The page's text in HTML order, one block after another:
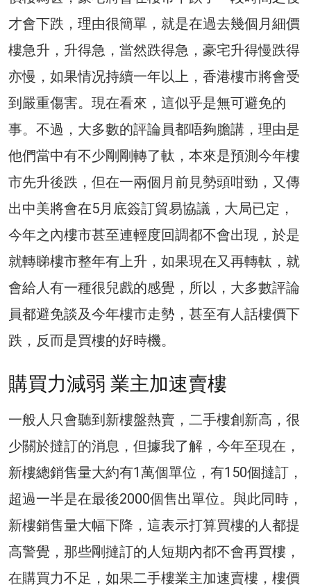
才會下跌，理由很簡單，就是在過去幾個月細價
樓急升，升得急，當然跌得急，豪宅升得慢跌得
亦慢，如果情况持續一年以上，香港樓市將會受
到嚴重傷害。現在看來，這似乎是無可避免的
事。不過，大多數的評論員都唔夠膽講，理由是
他們當中有不少剛剛轉了軚，本來是預測今年樓
市先升後跌，但在一兩個月前見勢頭咁勁，又傳
出中美將會在5月底簽訂貿易協議，大局已定，
今年之內樓市甚至連輕度回調都不會出現，於是
就轉睇樓市整年有上升，如果現在又再轉軚，就
會給人有一種很兒戲的感覺，所以，大多數評論
員都避免談及今年樓市走勢，甚至有人話樓價下
跌，反而是買樓的好時機。
購買力減弱 業主加速賣樓
一般人只會聽到新樓盤熱賣，二手樓創新高，很
少關於撻訂的消息，但據我了解，今年至現在，
新樓總銷售量大約有1萬個單位，有150個撻訂，
超過一半是在最後2000個售出單位。與此同時，
新樓銷售量大幅下降，這表示打算買樓的人都提
高警覺，那些剛撻訂的人短期內都不會再買樓，
在購買力不足，如果二手樓業主加速賣樓，樓價